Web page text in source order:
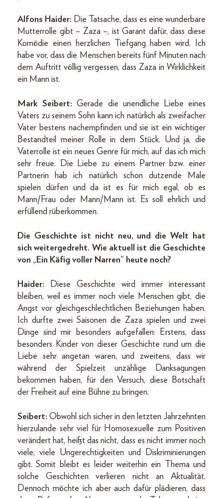
Alfons Haider: Die Tatsache, dass es eine wunderbare
Mutterrolle gibt – Zaza –, ist Garant dafür, dass diese
Komödie einen herzlichen Tiefgang haben wird. Ich
habe vor, dass die Menschen bereits fünf Minuten nach
dem Auftritt völlig vergessen, dass Zaza in Wirklichkeit
ein Mann ist.
Mark Seibert:Gerade die unendliche Liebe eines
Vaters zu seinem Sohn kann ich natürlich als zweifacher
Vater bestens nachempfinden und sie ist ein wichtiger
Bestandteil meiner Rolle in dem Stück. Und ja, die
Vaterrolle ist ein neues Genre für mich, auf das ich mich
sehr freue. Die Liebe zu einem Partner bzw. einer
Partnerin hab ich natürlich schon dutzende Male
spielen dürfen und da ist es für mich egal, ob es
Mann/Frau oder Mann/Mann ist. Es soll ehrlich und
erfüllend rüberkommen.
Die Geschichte ist nicht neu, und die Welt hat
sich weitergedreht. Wie aktuell ist die Geschichte
von „Ein Käfig voller Narren“ heute noch?
Haider:
Diese Geschichte wird immer interessant
bleiben, weil es immer noch viele Menschen gibt, die
Angst vor gleichgeschlechtlichen Beziehungen haben.
Ich durfte zwei Saisonen die Zaza spielen und zwei
Dinge sind mir besonders aufgefallen: Erstens, dass
besonders Kinder von dieser Geschichte rund um die
Liebe sehr angetan waren, und zweitens, dass wir
während der Spielzeit unzählige Danksagungen
bekommen haben, für den Versuch, diese Botschaft
der Freiheit auf eine Bühne zu bringen.
Seibert: Obwohl sich sicher in den letzten Jahrzehnten
hierzulande sehr viel für Homosexuelle zum Positiven
verändert hat, heißt das nicht, dass es nicht immer noch
viele, viele Ungerechtigkeiten und Diskriminierungen
gibt. Somit bleibt es leider weiterhin ein Thema und
solche Geschichten verlieren nicht an Aktualität.
Dennoch möchte ich aber auch dafür plädieren, dass